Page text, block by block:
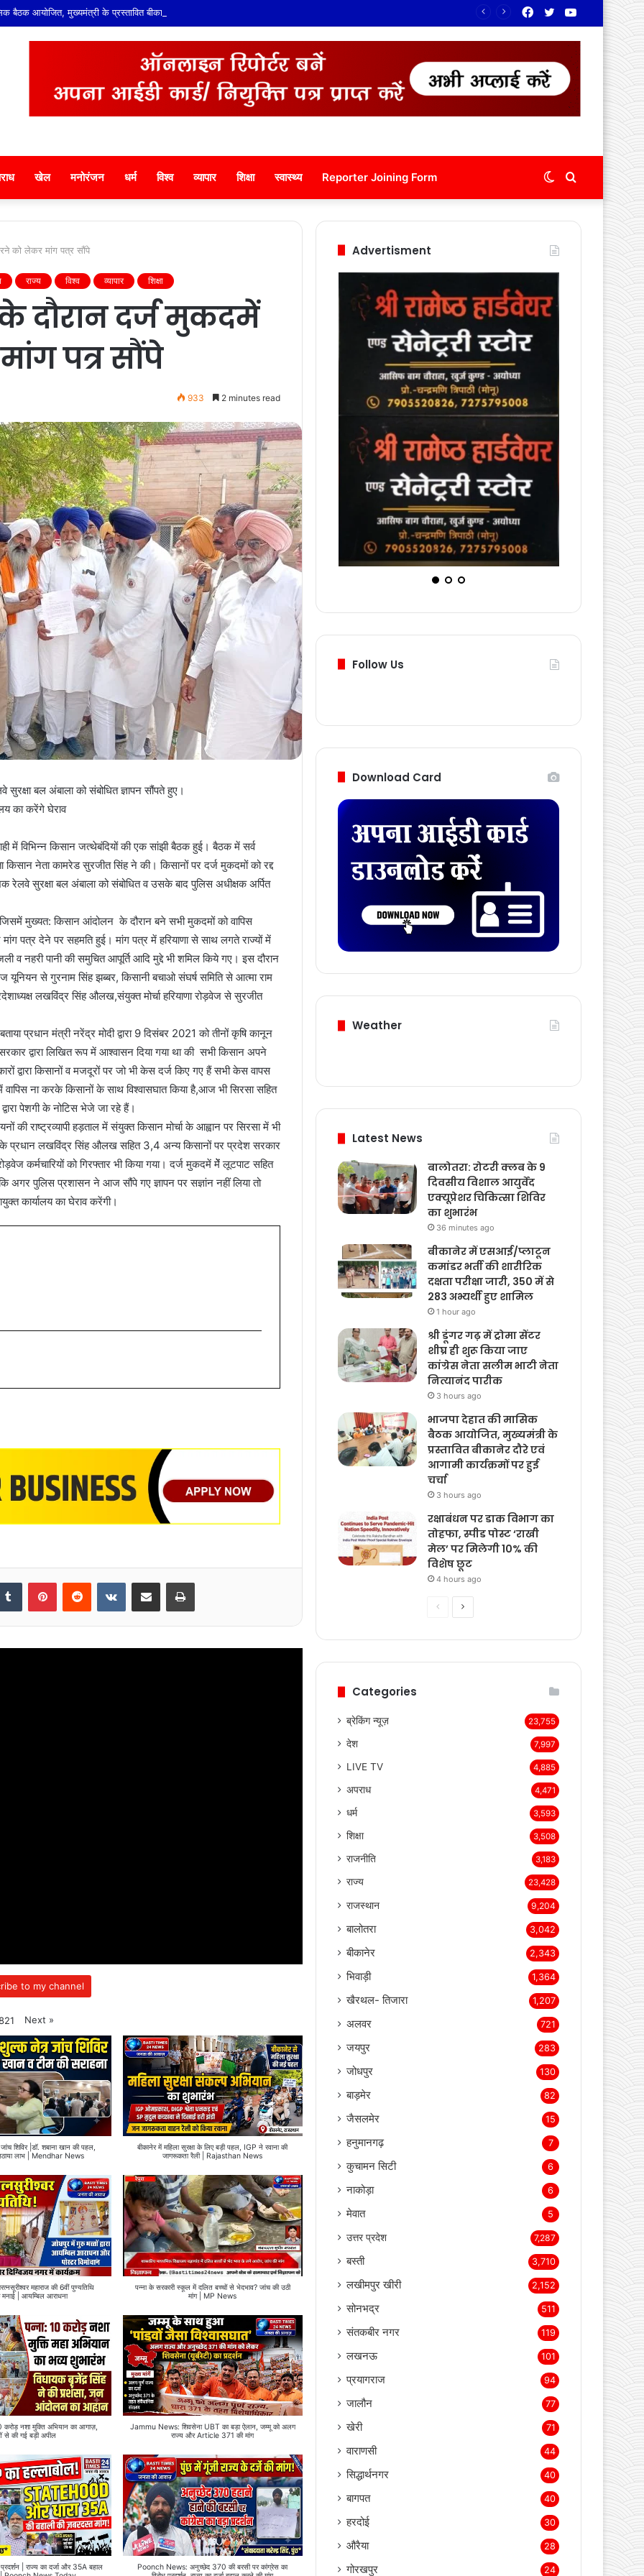
बैठक आयोजित, मुख्यमंत्री के प्रस्तावित बीकानेर दौरे एवं आगामी कार्यक्रमों पर हुई चर्चा YouTube
Twitter
Facebook
खेल मनोरंजन धर्म विश्व व्यापार शिक्षा स्वास्थ्य Reporter Joining Form Switch
skin
को लेकर मांग पत्र सौंपे
राज्य विश्व व्यापार शिक्षा
दौरान दर्ज मुकदमें
पत्र सौंपे
933 2 minutes read
बल अंबाला को संबोधित ज्ञापन सौंपते हुए।
का करेंगे घेराव
में विभिन्न किसान जत्थेबंदियों की एक सांझी बैठक हुई। बैठक में सर्व
किसान नेता कामरेड सुरजीत सिंह ने की। किसानों पर दर्ज मुकदमों को रद्द
रेलवे सुरक्षा बल अंबाला को संबोधित व उसके बाद पुलिस अधीक्षक अर्पित
मुख्यत: किसान आंदोलन के दौरान बने सभी मुकदमों को वापिस
पत्र देने पर सहमति हुई। मांग पत्र में हरियाणा से साथ लगते राज्यों में
व नहरी पानी की समुचित आपूर्ति आदि मुद्दे भी शमिल किये गए। इस दौरान
से गुरनाम सिंह झब्बर, किसानी बचाओ संघर्ष समिति से आत्मा राम
लखविंद्र सिंह औलख,संयुक्त मोर्चा हरियाणा रोड़वेज से सुरजीत
प्रधान मंत्री नरेंद्र मोदी द्वारा 9 दिसंबर 2021 को तीनों कृषि कानून
द्वारा लिखित रूप में आश्वासन दिया गया था की सभी किसान अपने
द्वारा किसानों व मजदूरों पर जो भी केस दर्ज किए गए हैं सभी केस वापस
ना करके किसानों के साथ विश्वासघात किया है,आज भी सिरसा सहित
पेशगी के नोटिस भेजे जा रहे हैं।
की राष्ट्रव्यापी हड़ताल में संयुक्त किसान मोर्चा के आह्वान पर सिरसा में भी
के प्रधान लखविंद्र सिंह औलख सहित 3,4 अन्य किसानों पर प्रदेश सरकार
कर्मचारियों को गिरफ्तार भी किया गया। दर्ज मुकदमें मेेंं लूटपाट सहित
अगर पुलिस प्रशासन ने आज सौंपे गए ज्ञापन पर सज्ञांन नहीं लिया तो
कार्यालय का घेराव करेंगी।
Tumblr PinterestReddit VKontakteShare via Email Print
to my channel
Next »
शिविर |डॉ. शबाना खान की पहल,
लाभ | Mendhar News
बीकानेर में महिला सुरक्षा के लिए बड़ी पहल, IGP ने रवाना की
जागरूकता रैली | Rajasthan News
महाराज की 6वीं पुण्यतिथि
मनाई | आयम्बिल आराधना
पन्ना के सरकारी स्कूल में दलित बच्चों से भेदभाव? जांच की उठी
मांग | MP News
नशा मुक्ति अभियान का आगाज़,
से की गई बड़ी अपील
Jammu News: शिवसेना UBT का बड़ा ऐलान, जम्मू को अलग
राज्य और Article 371 की मांग
| राज्य का दर्जा और 35A बहाल
Poonch News: अनुच्छेद 370 की बरसी पर कांग्रेस का
Advertisment
Follow Us
Download Card
Weather
Latest News
बालोतरा: रोटरी क्लब के 9
दिवसीय विशाल आयुर्वेद
एक्यूप्रेशर चिकित्सा शिविर
का शुभारंभ
36 minutes ago
बीकानेर में एसआई/प्लाटून
कमांडर भर्ती की शारीरिक
दक्षता परीक्षा जारी, 350 में से
283 अभ्यर्थी हुए शामिल
1 hour ago
श्री डूंगर गढ़ में ट्रोमा सेंटर
शीघ्र ही शुरू किया जाए
कांग्रेस नेता सलीम भाटी नेता
नित्यानंद पारीक
3 hours ago
भाजपा देहात की मासिक
बैठक आयोजित, मुख्यमंत्री के
प्रस्तावित बीकानेर दौरे एवं
आगामी कार्यक्रमों पर हुई
चर्चा
3 hours ago
रक्षाबंधन पर डाक विभाग का
तोहफा, स्पीड पोस्ट ‘राखी
मेल’ पर मिलेगी 10% की
विशेष छूट
4 hours ago
PreviousNext
Categories
ब्रेकिंग न्यूज़ 23,755
देश 7,997
LIVE TV 4,885
अपराध 4,471
धर्म 3,593
शिक्षा 3,508
राजनीति 3,183
राज्य 23,428
राजस्थान 9,204
बालोतरा 3,042
बीकानेर 2,343
भिवाड़ी 1,364
खैरथल- तिजारा 1,207
अलवर 721
जयपुर 283
जोधपुर 130
बाड़मेर 82
जैसलमेर 15
हनुमानगढ़ 7
कुचामन सिटी 6
नाकोड़ा 6
मेवात 5
उत्तर प्रदेश 7,287
बस्ती 3,710
लखीमपुर खीरी 2,152
सोनभद्र 511
संतकबीर नगर 119
लखनऊ 101
प्रयागराज 94
जालौन 77
खेरी 71
वाराणसी 44
सिद्धार्थनगर 40
बागपत 40
हरदोई 30
औरैया 28
गोरखपुर 24